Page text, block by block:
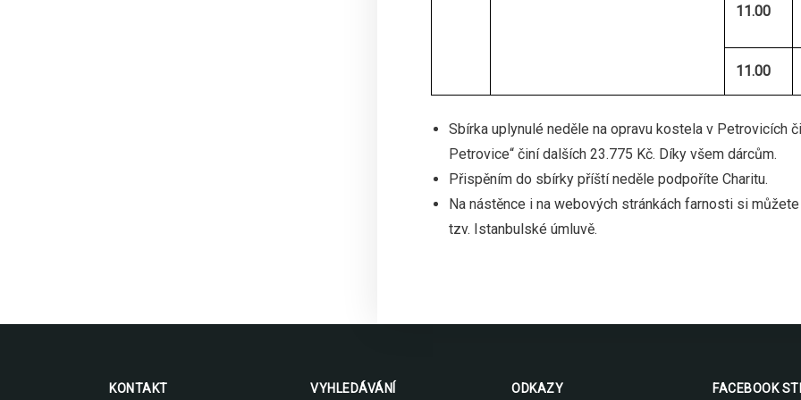
11.00
11.00
Sbírka uplynulé neděle na opravu kostela v Petrovicích
Petrovice“ činí dalších 23.775 Kč. Díky všem dárcům.
Přispěním do sbírky příští neděle podpoříte Charitu.
Na nástěnce i na webových stránkách farnosti si
tzv. Istanbulské úmluvě.
KONTAKT VYHLEDÁVÁNÍ ODKAZY FACEBOOK